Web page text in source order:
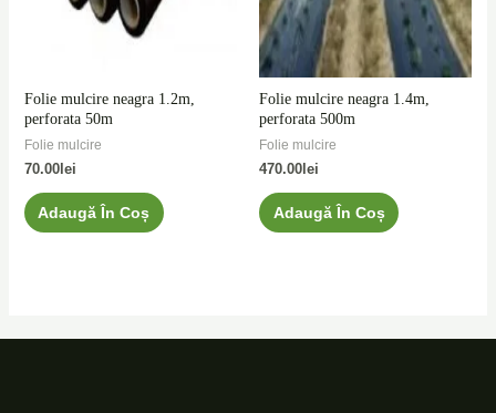
Folie mulcire neagra 1.2m,
perforata 50m
Folie mulcire
70.00lei
Adaugă În Coș
Folie mulcire neagra 1.4m,
perforata 500m
Folie mulcire
470.00 lei
Adaugă În Coș